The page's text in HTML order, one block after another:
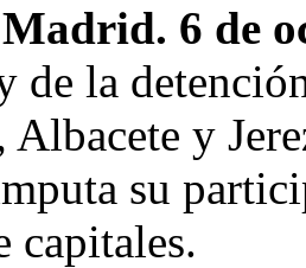
6 de
de la
Albacete y
su
capitales.